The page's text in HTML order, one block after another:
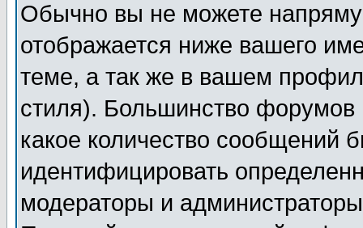
Обычно вы не можете
отображается ниже вашего
теме, а так же в вашем
стиля). Большинство форумов
какое количество сообщений
идентифицировать
модераторы и